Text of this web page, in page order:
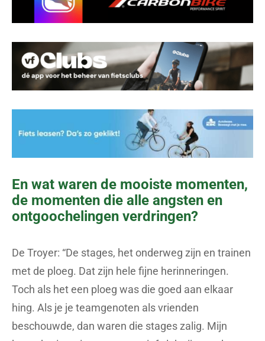
En wat waren de mooiste momenten,
de momenten die alle angsten en
ontgoochelingen verdringen?
De Troyer: “De stages, het onderweg zijn en trainen
met de ploeg. Dat zijn hele fijne herinneringen.
Toch als het een ploeg was die goed aan elkaar
hing. Als je je teamgenoten als vrienden
beschouwde, dan waren die stages zalig. Mijn